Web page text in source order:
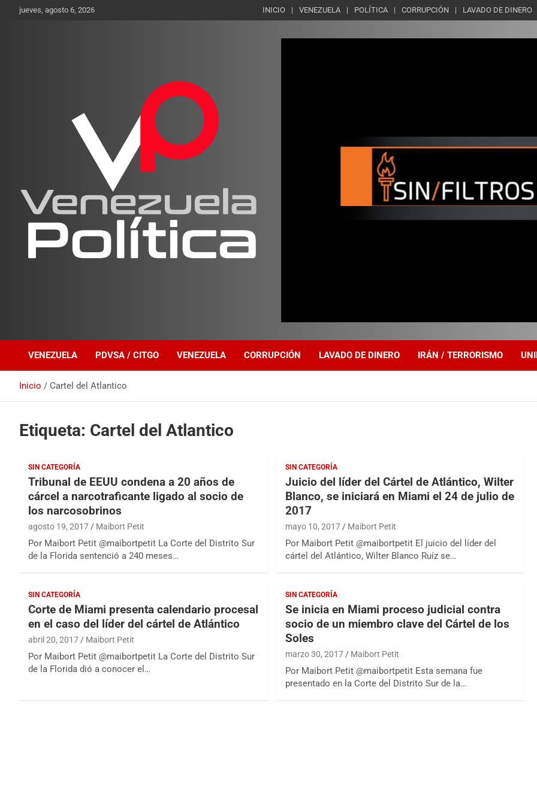
Saltarjueves, agosto 6, 2026 INICIO VENEZUELA POLÍTICA CORRUPCIÓN LAVADO DE DINERO
VENEZUELA PDVSA / CITGO VENEZUELA CORRUPCIÓN LAVADO DE DINERO IRÁN / TERRORISMO
Inicio Cartel del Atlantico
Etiqueta: Cartel del Atlantico
SIN CATEGORÍA
Tribunal de EEUU condena a 20 años de
cárcel a narcotraficante ligado al socio de
los narcosobrinos
agosto 19, 2017 Maibort Petit
Por Maibort Petit @maibortpetit La Corte del Distrito Sur
de la Florida sentenció a 240 meses…
SIN CATEGORÍA
Juicio del líder del Cártel de Atlántico, Wilter
Blanco, se iniciará en Miami el 24 de julio de
2017
mayo 10, 2017 Maibort Petit
Por Maibort Petit @maibortpetit El juicio del líder del
cártel del Atlántico, Wilter Blanco Ruíz se…
SIN CATEGORÍA
Corte de Miami presenta calendario procesal
en el caso del líder del cártel de Atlántico
abril 20, 2017 Maibort Petit
Por Maibort Petit @maibortpetit La Corte del Distrito Sur
de la Florida dió a conocer el…
SIN CATEGORÍA
Se inicia en Miami proceso judicial contra
socio de un miembro clave del Cártel de los
Soles
marzo 30, 2017 Maibort Petit
Por Maibort Petit @maibortpetit Esta semana fue
presentado en la Corte del Distrito Sur de la…